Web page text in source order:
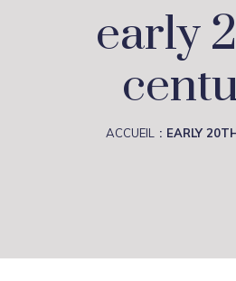
early
ACCUEIL EARLY